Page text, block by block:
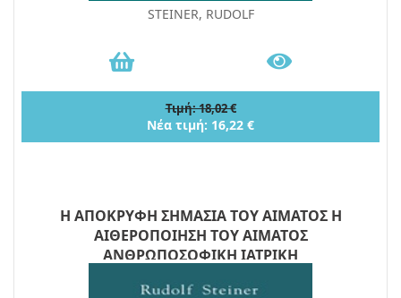
STEINER, RUDOLF
Τιμή: 18,02 €
Νέα τιμή: 16,22 €
Η ΑΠΟΚΡΥΦΗ ΣΗΜΑΣΙΑ ΤΟΥ ΑΙΜΑΤΟΣ Η
ΑΙΘΕΡΟΠΟΙΗΣΗ ΤΟΥ ΑΙΜΑΤΟΣ
ΑΝΘΡΩΠΟΣΟΦΙΚΗ ΙΑΤΡΙΚΗ